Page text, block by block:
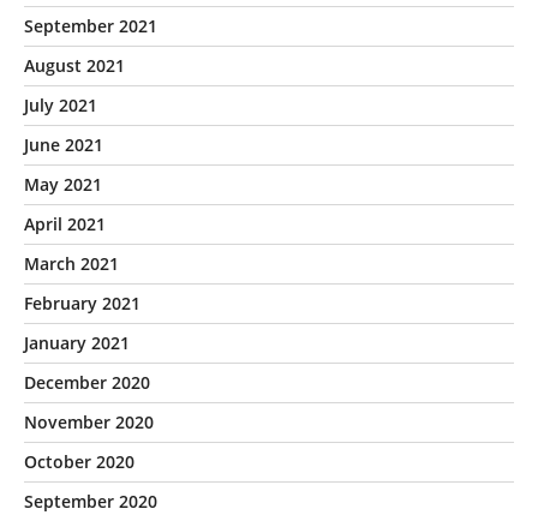
September 2021
August 2021
July 2021
June 2021
May 2021
April 2021
March 2021
February 2021
January 2021
December 2020
November 2020
October 2020
September 2020